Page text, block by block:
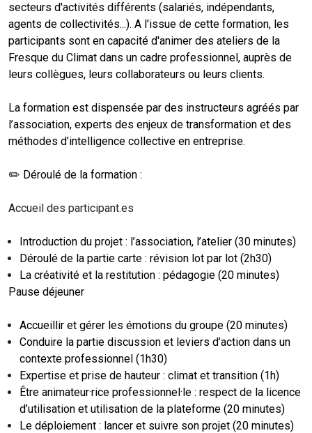
secteurs d'activités différents (salariés, indépendants,
agents de collectivités...). A l'issue de cette formation, les
participants sont en capacité d'animer des ateliers de la
Fresque du Climat dans un cadre professionnel, auprès de
leurs collègues, leurs collaborateurs ou leurs clients.
La formation est dispensée par des instructeurs agréés par
l’association, experts des enjeux de transformation et des
méthodes d’intelligence collective en entreprise.
✏️ Déroulé de la formation :
Accueil des participant.es
Introduction du projet : l’association, l’atelier (30 minutes)
Déroulé de la partie carte : révision lot par lot (2h30)
La créativité et la restitution : pédagogie (20 minutes)
Pause déjeuner
Accueillir et gérer les émotions du groupe (20 minutes)
Conduire la partie discussion et leviers d’action dans un
contexte professionnel (1h30)
Expertise et prise de hauteur : climat et transition (1h)
Être animateur·rice professionnel·le : respect de la licence
d’utilisation et utilisation de la plateforme (20 minutes)
Le déploiement : lancer et suivre son projet (20 minutes)